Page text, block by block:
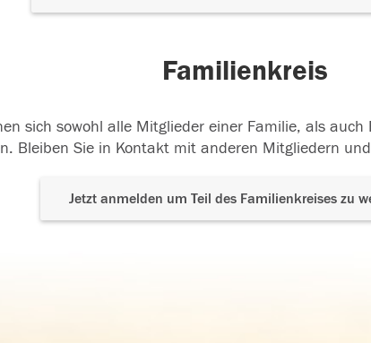
Familienkreis
sich sowohl alle Mitglieder einer Familie, als
Bleiben Sie in Kontakt mit anderen Mitgliedern
Jetzt anmelden um Teil des Familienkreises zu